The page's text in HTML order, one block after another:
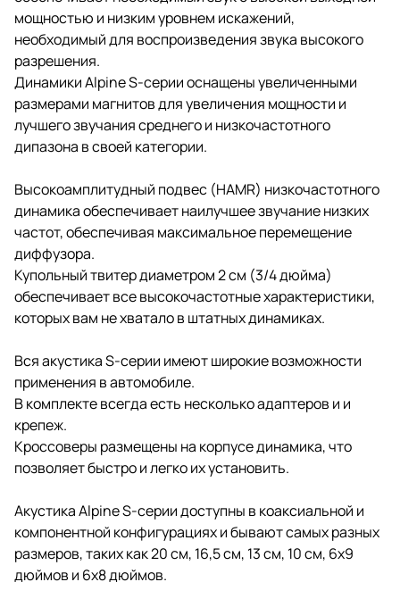
мощностью и низким уровнем искажений,
необходимый для воспроизведения звука высокого
разрешения.
Динамики Alpine S-серии оснащены увеличенными
размерами магнитов для увеличения мощности и
лучшего звучания среднего и низкочастотного
дипазона в своей категории.
Высокоамплитудный подвес (HAMR) низкочастотного
динамика обеспечивает наилучшее звучание низких
частот, обеспечивая максимальное перемещение
диффузора.
Купольный твитер диаметром 2 см (3/4 дюйма)
обеспечивает все высокочастотные характеристики,
которых вам не хватало в штатных динамиках.
Вся акустика S-серии имеют широкие возможности
применения в автомобиле.
В комплекте всегда есть несколько адаптеров и и
крепеж.
Кроссоверы размещены на корпусе динамика, что
позволяет быстро и легко их установить.
Акустика Alpine S-серии доступны в коаксиальной и
компонентной конфигурациях и бывают самых разных
размеров, таких как 20 см, 16,5 см, 13 см, 10 см, 6x9
дюймов и 6x8 дюймов.